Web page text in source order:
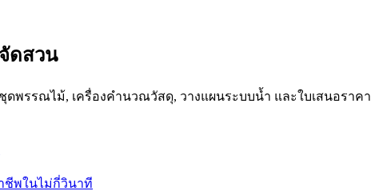
ดสวน
พรรณไม้, เครื่องคำนวณวัสดุ, วางแผนระบบน้ำ และใบเสนอราคา
ชีพในไม่กี่วินาที